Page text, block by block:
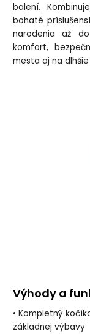
balení.
bohaté
narodenia až
komfort,
mesta aj na
Výhody a
• Kompletný
základnej výbavy